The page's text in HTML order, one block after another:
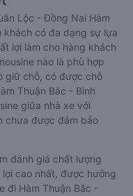
Lộc - Đồng Nai Hàm
khách có đa dạng sự lựa
lợi làm cho hàng khách
nào là phù hợp
giữ chỗ, có được chỗ
Thuận Bắc - Bình
giữa nhà xe với
chưa được đảm bảo
đánh giá chất lượng
cao nhất, được hưởng
đi Hàm Thuận Bắc -